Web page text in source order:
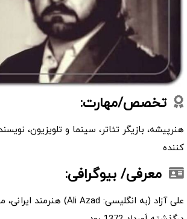
تخصص/مهارت:
هنرپیشه، بازیگر تئاتر، سینما و تلویزیون،
کننده
معرفی/ بیوگرافی: